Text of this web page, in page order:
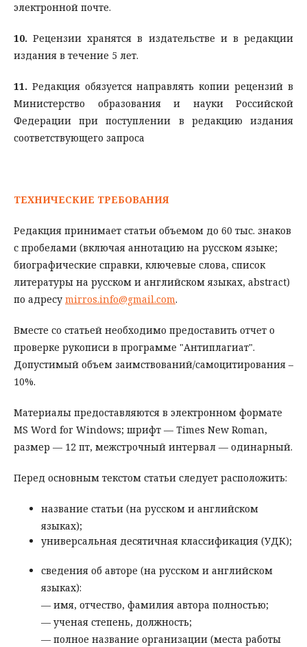
электронной почте.
10. Рецензии хранятся в издательстве и в редакции
издания в течение 5 лет.
11. Редакция обязуется направлять копии рецензий в
Министерство образования и науки Российской
Федерации при поступлении в редакцию издания
соответствующего запроса
ТЕХНИЧЕСКИЕ ТРЕБОВАНИЯ
Редакция принимает статьи объемом до 60 тыс. знаков
с пробелами (включая аннотацию на русском языке;
биографические справки, ключевые слова, список
литературы на русском и английском языках, abstract)
по адресу mirros.info@gmail.com.
Вместе со статьей необходимо предоставить отчет о
проверке рукописи в программе "Антиплагиат".
Допустимый объем заимствований/самоцитирования –
10%.
Материалы предоставляются в электронном формате
MS Word for Windows; шрифт — Times New Roman,
размер — 12 пт, межстрочный интервал — одинарный.
Перед основным текстом статьи следует расположить:
название статьи (на русском и английском
языках);
универсальная десятичная классификация (УДК);
сведения об авторе (на русском и английском
языках):
— имя, отчество, фамилия автора полностью;
— ученая степень, должность;
— полное название организации (места работы